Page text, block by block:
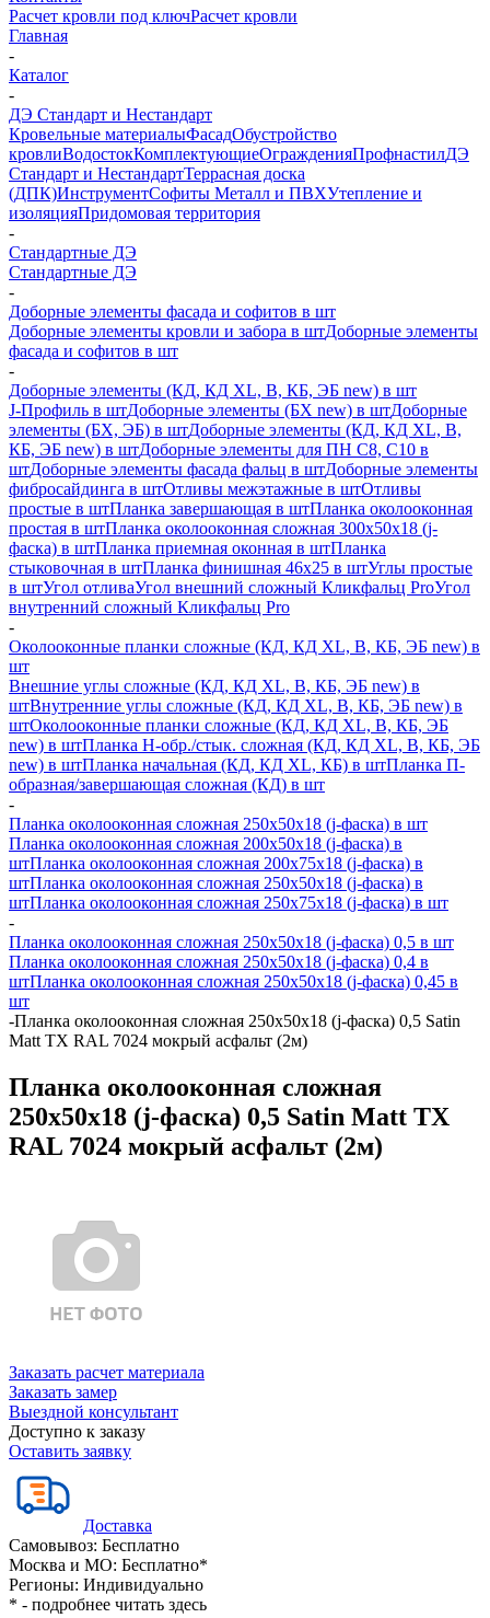
Расчет кровли под ключРасчет кровли
Главная
-
Каталог
-
ДЭ Стандарт и Нестандарт
Кровельные материалыФасадОбустройство
кровлиВодостокКомплектующиеОгражденияПрофнастилДЭ
Стандарт и НестандартТеррасная доска
(ДПК)ИнструментСофиты Металл и ПВХУтепление и
изоляцияПридомовая территория
-
Стандартные ДЭ
Стандартные ДЭ
-
Доборные элементы фасада и софитов в шт
Доборные элементы кровли и забора в штДоборные элементы
фасада и софитов в шт
-
Доборные элементы (КД, КД XL, В, КБ, ЭБ new) в шт
J-Профиль в штДоборные элементы (БХ new) в штДоборные
элементы (БХ, ЭБ) в штДоборные элементы (КД, КД XL, В,
КБ, ЭБ new) в штДоборные элементы для ПН С8, С10 в
штДоборные элементы фасада фальц в штДоборные элементы
фибросайдинга в штОтливы межэтажные в штОтливы
простые в штПланка завершающая в штПланка околооконная
простая в штПланка околооконная сложная 300х50х18 (j-
фаска) в штПланка приемная оконная в штПланка
стыковочная в штПланка финишная 46х25 в штУглы простые
в штУгол отливаУгол внешний сложный Кликфальц ProУгол
внутренний сложный Кликфальц Pro
-
Околооконные планки сложные (КД, КД XL, В, КБ, ЭБ new) в
шт
Внешние углы сложные (КД, КД XL, В, КБ, ЭБ new) в
штВнутренние углы сложные (КД, КД XL, В, КБ, ЭБ new) в
штОколооконные планки сложные (КД, КД XL, В, КБ, ЭБ
new) в штПланка H-обр./стык. сложная (КД, КД XL, В, КБ, ЭБ
new) в штПланка начальная (КД, КД XL, КБ) в штПланка П-
образная/завершающая сложная (КД) в шт
-
Планка околооконная сложная 250х50х18 (j-фаска) в шт
Планка околооконная сложная 200х50х18 (j-фаска) в
штПланка околооконная сложная 200х75х18 (j-фаска) в
штПланка околооконная сложная 250х50х18 (j-фаска) в
штПланка околооконная сложная 250х75х18 (j-фаска) в шт
-
Планка околооконная сложная 250х50х18 (j-фаска) 0,5 в шт
Планка околооконная сложная 250х50х18 (j-фаска) 0,4 в
штПланка околооконная сложная 250х50х18 (j-фаска) 0,45 в
шт
-Планка околооконная сложная 250х50х18 (j-фаска) 0,5 Satin
Matt TX RAL 7024 мокрый асфальт (2м)
Планка околооконная сложная
250х50х18 (j-фаска) 0,5 Satin Matt TX
RAL 7024 мокрый асфальт (2м)
Заказать расчет материала
Заказать замер
Выездной консультант
Доступно к заказу
Оставить заявку
Доставка
Самовывоз: Бесплатно
Москва и МО: Бесплатно*
Регионы: Индивидуально
* - подробнее читать здесь